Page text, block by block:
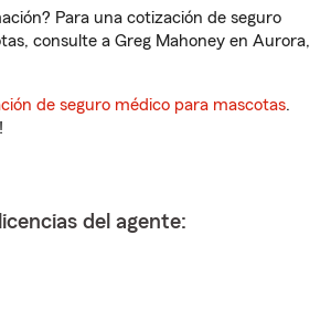
Para una cotización de seguro
consulte a Greg Mahoney en Aurora,
de seguro médico para mascotas.
del agente: